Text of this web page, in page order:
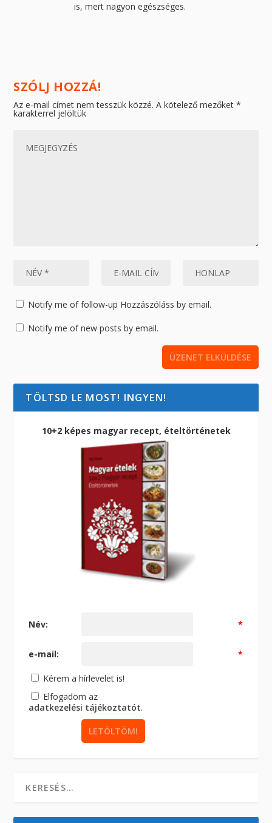
is, mert nagyon egészséges.
SZÓLJ HOZZÁ!
Az e-mail címet nem tesszük közzé. A kötelező mezőket*
karakterrel jelöltük
Notify me of follow-up Hozzászóláss by email.
Notify me of new posts by email.
TÖLTSD LE MOST! INGYEN!
10+2 képes magyar recept, ételtörténetek
Név: *
e-mail: *
Kérem a hírlevelet is!
Elfogadom az
adatkezelési tájékoztatót.